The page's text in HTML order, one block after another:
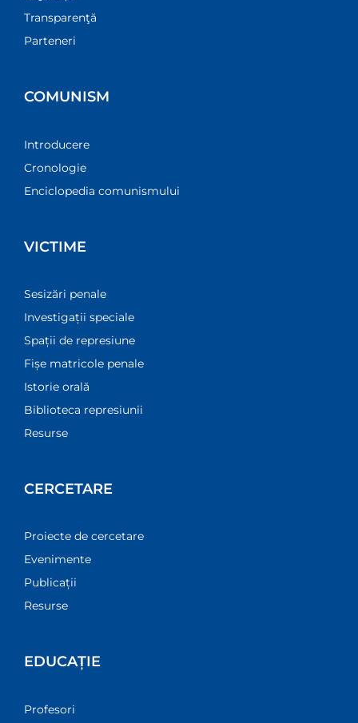
Transparenţă
Parteneri
COMUNISM
Introducere
Cronologie
Enciclopedia comunismului
VICTIME
Sesizări penale
Investigații speciale
Spații de represiune
Fișe matricole penale
Istorie orală
Biblioteca represiunii
Resurse
CERCETARE
Proiecte de cercetare
Evenimente
Publicații
Resurse
EDUCAȚIE
Profesori